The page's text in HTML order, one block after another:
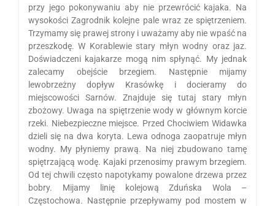
przy jego pokonywaniu aby nie przewrócić kajaka. Na
wysokości Zagrodnik kolejne pale wraz ze spiętrzeniem.
Trzymamy się prawej strony i uważamy aby nie wpaść na
przeszkodę. W Korablewie stary młyn wodny oraz jaz.
Doświadczeni kajakarze mogą nim spłynąć. My jednak
zalecamy obejście brzegiem. Następnie mijamy
lewobrzeżny dopływ Krasówkę i docieramy do
miejscowości Sarnów. Znajduje się tutaj stary młyn
zbożowy. Uwaga na spiętrzenie wody w głównym korcie
rzeki. Niebezpieczne miejsce. Przed Chociwiem Widawka
dzieli się na dwa koryta. Lewa odnoga zaopatruje młyn
wodny. My płyniemy prawą. Na niej zbudowano tamę
spiętrzającą wodę. Kajaki przenosimy prawym brzegiem.
Od tej chwili często napotykamy powalone drzewa przez
bobry. Mijamy linię kolejową Zduńska Wola –
Częstochowa. Następnie przepływamy pod mostem w